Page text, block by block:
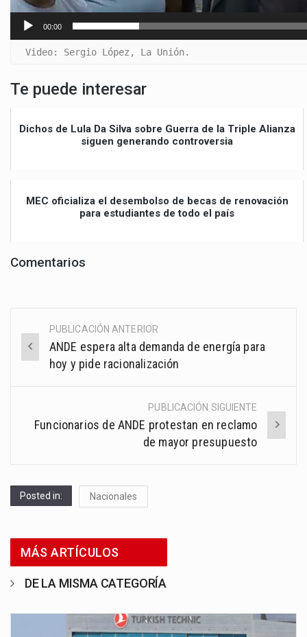
00:00
Video: Sergio López, La Unión.
Te puede interesar
Dichos de Lula Da Silva sobre Guerra de la Triple Alianza
siguen generando controversia
MEC oficializa el desembolso de becas de renovación
para estudiantes de todo el país
Comentarios
Post
navigation
PUBLICACIÓN ANTERIOR
ANDE espera alta demanda de energía para
hoy y pide racionalización
PUBLICACIÓN SIGUIENTE
Funcionarios de ANDE protestan en reclamo
de mayor presupuesto
Posted in: Nacionales
MÁS ARTÍCULOS
DE LA MISMA CATEGORÍA